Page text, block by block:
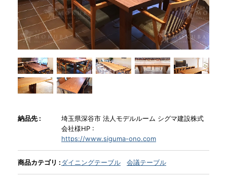
WEBカタログ
全商品一覧
新入荷情報
納品事例
INFORMATION
納品先 :
埼玉県深谷市 法人モデルルーム シグマ建設株式
会社様HP :
https://www.siguma-ono.com
商品カテゴリ :ダイニングテーブル 会議テーブル